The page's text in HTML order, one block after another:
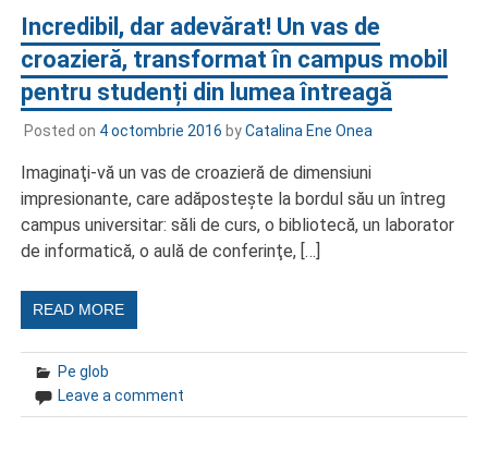
Incredibil, dar adevărat! Un vas de
croazieră, transformat în campus mobil
pentru studenți din lumea întreagă
Posted on 4 octombrie 2016 byCatalina Ene Onea
Imaginaţi-vă un vas de croazieră de dimensiuni
impresionante, care adăposteşte la bordul său un întreg
campus universitar: săli de curs, o bibliotecă, un laborator
de informatică, o aulă de conferinţe, […]
READ MORE
Pe glob
Leave a comment